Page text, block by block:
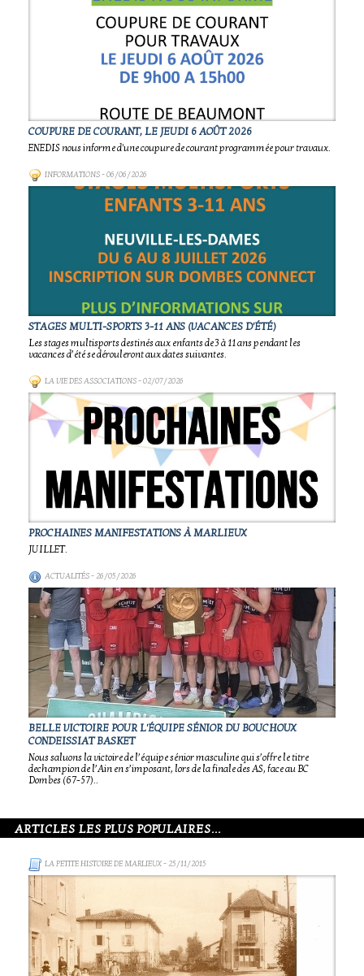
COUPURE DE COURANT, LE JEUDI 6 AOÛT 2026
ENEDIS nous informe d'une coupure de courant programmée pour travaux.
INFORMATIONS- 06/06/2026
STAGES MULTI-SPORTS 3-11 ANS (VACANCES D'ÉTÉ)
Les stages multisports destinés aux enfants de 3 à 11 ans pendant les
vacances d’été se dérouleront aux dates suivantes.
LA VIE DES ASSOCIATIONS- 02/07/2026
PROCHAINES MANIFESTATIONS À MARLIEUX
JUILLET.
ACTUALITÉS- 26/05/2026
BELLE VICTOIRE POUR L'ÉQUIPE SÉNIOR DU BOUCHOUX
CONDEISSIAT BASKET
Nous saluons la victoire de l’équipe sénior masculine qui s’offre le titre
dechampion de l’Ain en s’imposant, lors de la finale des AS, face au BC
Dombes (67-57)..
ARTICLES LES PLUS POPULAIRES...
LA PETITE HISTOIRE DE MARLIEUX- 25/11/2015